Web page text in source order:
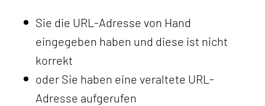
Sie die URL-Adresse von Hand
eingegeben haben und diese ist nicht
korrekt
oder Sie haben eine veraltete URL-
Adresse aufgerufen